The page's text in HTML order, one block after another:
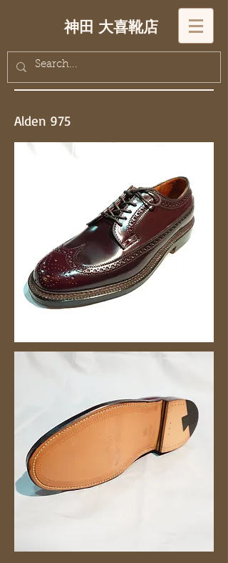
神田 大喜靴店
Alden 975